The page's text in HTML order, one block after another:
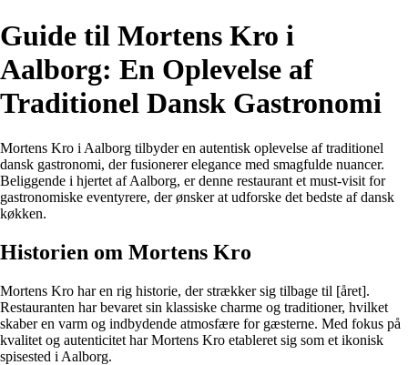
Guide til Mortens Kro i
Aalborg: En Oplevelse af
Traditionel Dansk Gastronomi
Mortens Kro i Aalborg tilbyder en autentisk oplevelse af traditionel
dansk gastronomi, der fusionerer elegance med smagfulde nuancer.
Beliggende i hjertet af Aalborg, er denne restaurant et must-visit for
gastronomiske eventyrere, der ønsker at udforske det bedste af dansk
køkken.
Historien om Mortens Kro
Mortens Kro har en rig historie, der strækker sig tilbage til [året].
Restauranten har bevaret sin klassiske charme og traditioner, hvilket
skaber en varm og indbydende atmosfære for gæsterne. Med fokus på
kvalitet og autenticitet har Mortens Kro etableret sig som et ikonisk
spisested i Aalborg.